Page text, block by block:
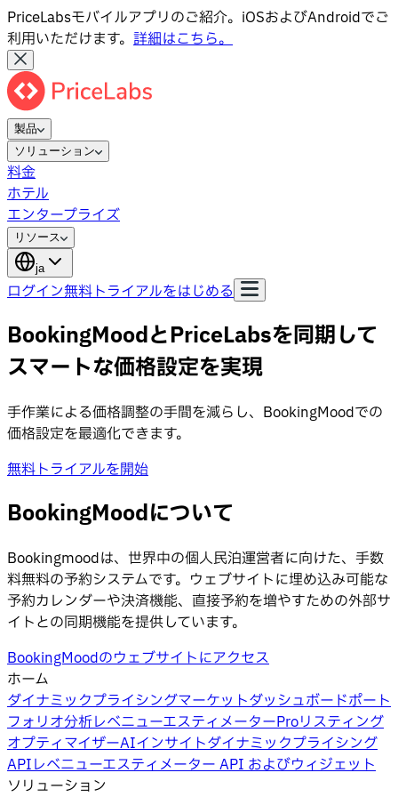
PriceLabsモバイルアプリのご紹介。iOSおよびAndroidでご
利用いただけます。 詳細はこちら。
製品
ソリューション
料金
ホテル
エンタープライズ
リソース
ja
ログイン無料トライアルをはじめる
BookingMoodとPriceLabsを同期して
スマートな価格設定を実現
手作業による価格調整の手間を減らし、BookingMoodでの
価格設定を最適化できます。
無料トライアルを開始
BookingMoodについて
Bookingmoodは、世界中の個人民泊運営者に向けた、手数
料無料の予約システムです。ウェブサイトに埋め込み可能な
予約カレンダーや決済機能、直接予約を増やすための外部サ
イトとの同期機能を提供しています。
BookingMoodのウェブサイトにアクセス
ホーム
ダイナミックプライシングマーケットダッシュボードポート
フォリオ分析レベニューエスティメーターProリスティング
オプティマイザーAIインサイトダイナミックプライシング
APIレベニューエスティメーター API およびウィジェット
ソリューション